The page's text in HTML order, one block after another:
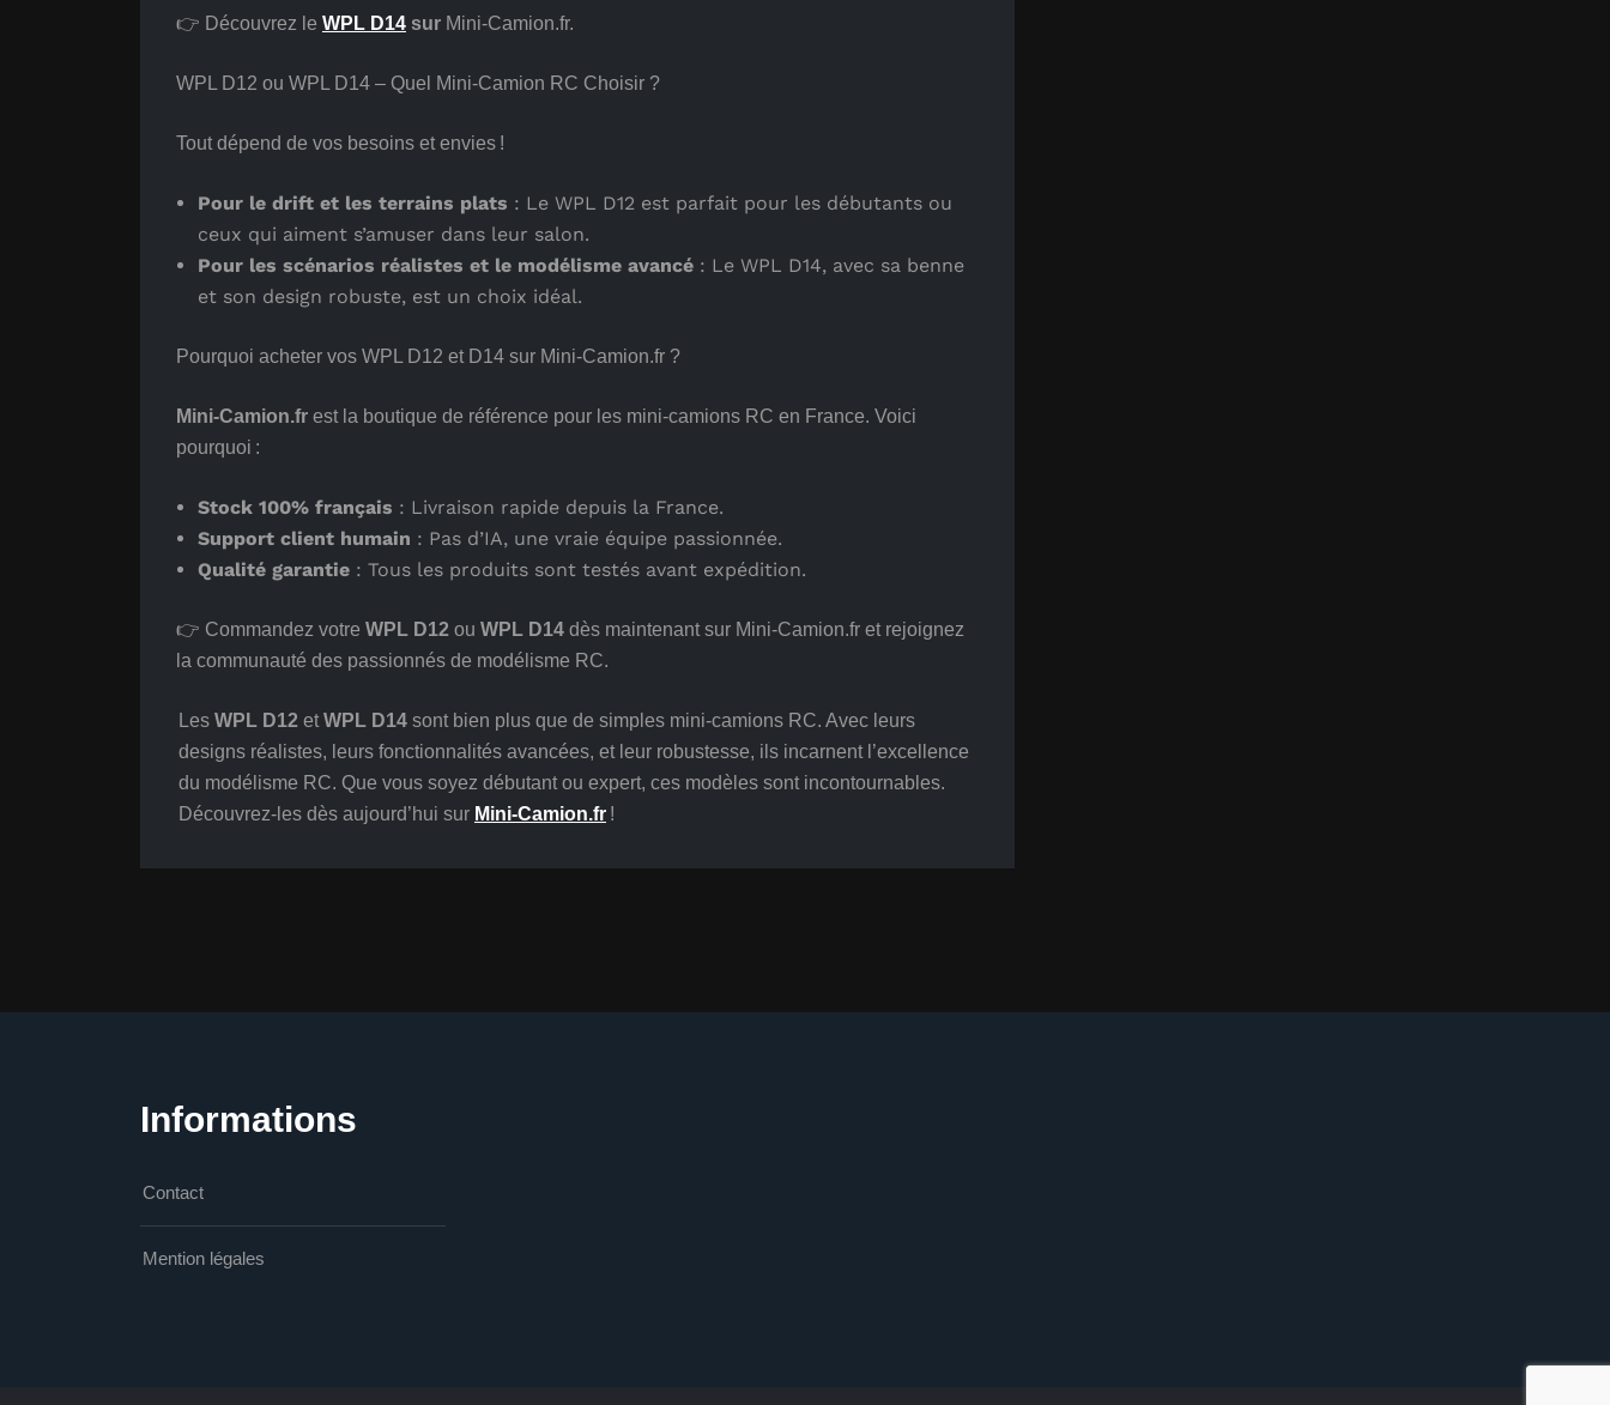
👉 Découvrez le WPL D14 sur Mini-Camion.fr.
WPL D12 ou WPL D14 – Quel Mini-Camion RC Choisir ?
Tout dépend de vos besoins et envies !
Pour le drift et les terrains plats : Le WPL D12 est parfait pour les débutants ou
ceux qui aiment s’amuser dans leur salon.
Pour les scénarios réalistes et le modélisme avancé : Le WPL D14, avec sa benne
et son design robuste, est un choix idéal.
Pourquoi acheter vos WPL D12 et D14 sur Mini-Camion.fr ?
Mini-Camion.fr est la boutique de référence pour les mini-camions RC en France. Voici
pourquoi :
Stock 100% français : Livraison rapide depuis la France.
Support client humain : Pas d’IA, une vraie équipe passionnée.
Qualité garantie : Tous les produits sont testés avant expédition.
👉 Commandez votre WPL D12 ou WPL D14 dès maintenant sur Mini-Camion.fr et rejoignez
la communauté des passionnés de modélisme RC.
Les WPL D12 et WPL D14 sont bien plus que de simples mini-camions RC. Avec leurs
designs réalistes, leurs fonctionnalités avancées, et leur robustesse, ils incarnent l’excellence
du modélisme RC. Que vous soyez débutant ou expert, ces modèles sont incontournables.
Découvrez-les dès aujourd’hui sur Mini-Camion.fr !
Informations
Contact
Mention légales